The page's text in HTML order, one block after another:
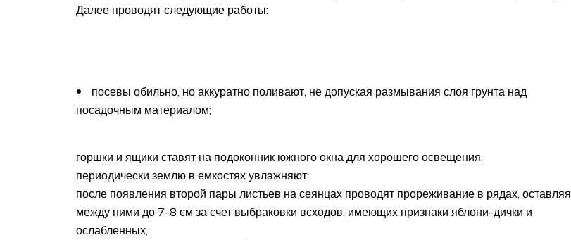
Далее проводят следующие работы:
посевы обильно, но аккуратно поливают, не допуская размывания слоя грунта над
посадочным материалом;
горшки и ящики ставят на подоконник южного окна для хорошего освещения;
периодически землю в емкостях увлажняют;
после появления второй пары листьев на сеянцах проводят прореживание в рядах, оставляя
между ними до 7-8 см за счет выбраковки всходов, имеющих признаки яблони-дички и
ослабленных;